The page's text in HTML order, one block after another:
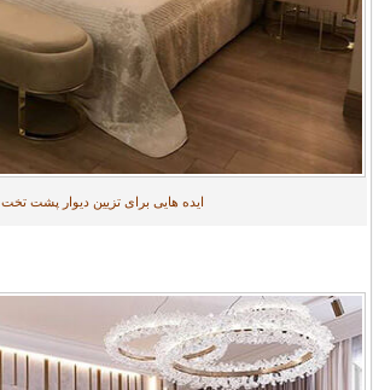
ایده هایی برای تزیین دیوار پشت تخت